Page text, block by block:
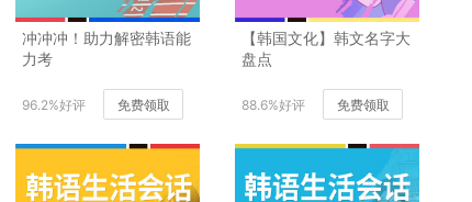
冲冲冲！助力解密韩语能
力考
96.2%好评 免费领取
【韩国文化】韩文名字大
盘点
88.6%好评 免费领取